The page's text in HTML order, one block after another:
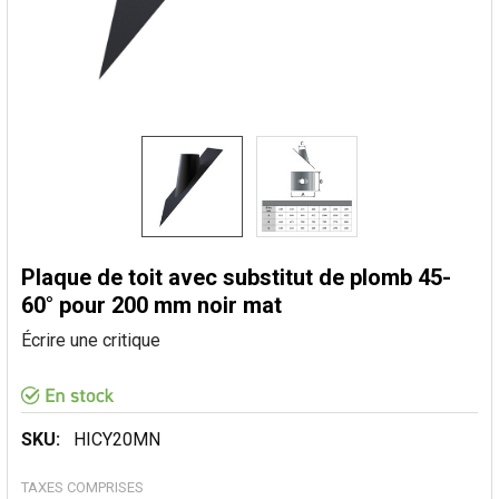
Plaque de toit avec substitut de plomb 45-
60° pour 200 mm noir mat
Écrire une critique
SKU: HICY20MN
TAXES COMPRISES